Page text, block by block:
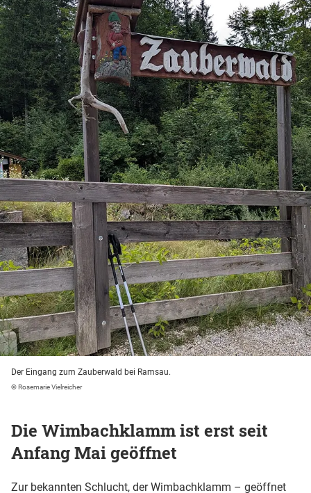
Der Eingang zum Zauberwald bei Ramsau.
© Rosemarie Vielreicher
Die Wimbachklamm ist erst seit
Anfang Mai geöffnet
Zur bekannten Schlucht, der Wimbachklamm – geöffnet